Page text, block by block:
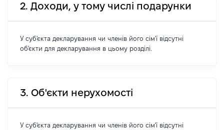
2. Доходи, у тому числі подарунки
У суб'єкта декларування чи членів його сім'ї відсутні
об'єкти для декларування в цьому розділі.
3. Об'єкти нерухомості
У суб'єкта декларування чи членів його сім'ї відсутні